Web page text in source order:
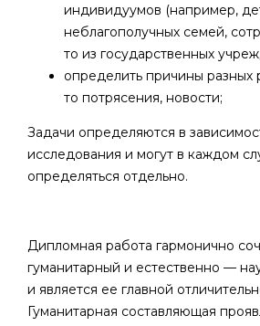
индивидуумов (например,
неблагополучных семей,
то из государственных
определить причины разных
то потрясения, новости;
Задачи определяются в
исследования и могут в каждом
определяться отдельно.
Дипломная работа гармонично
гуманитарный и естественно —
и является ее главной
Гуманитарная составляющая